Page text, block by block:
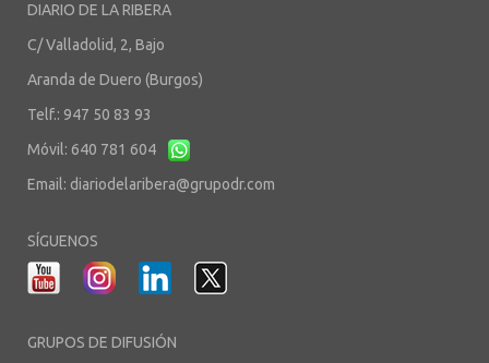
DIARIO DE LA RIBERA
C/ Valladolid, 2, Bajo
Aranda de Duero (Burgos)
Telf.: 947 50 83 93
Móvil: 640 781 604
Email: diariodelaribera@grupodr.com
SÍGUENOS
GRUPOS DE DIFUSIÓN